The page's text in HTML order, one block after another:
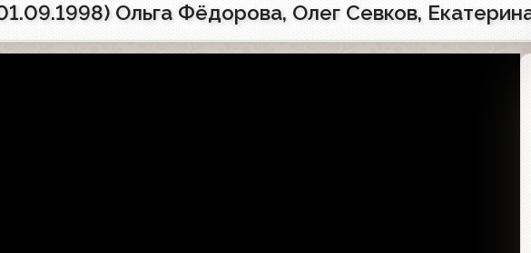
Ольга Фёдорова, Олег Севков,